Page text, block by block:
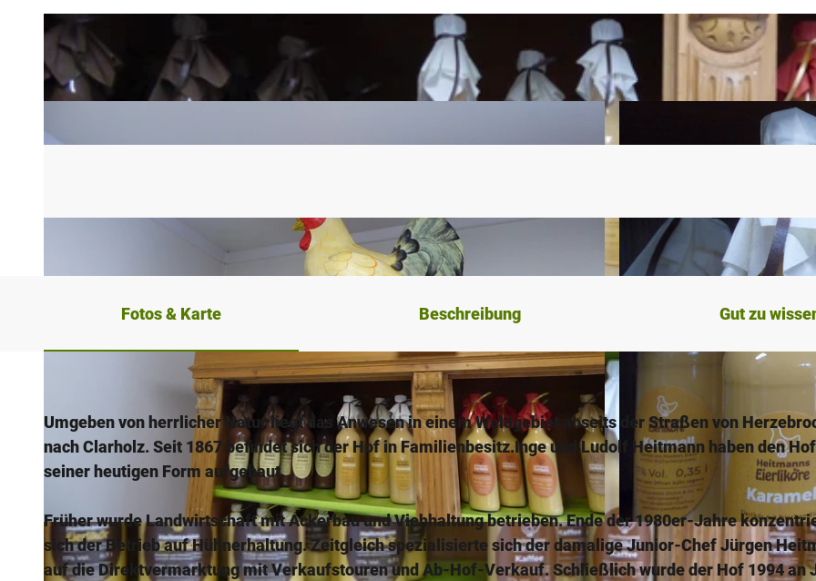
© Anja Valentien | CC-BY-SA © Anja Valentien |
Fotos & Karte Beschreibung Gut zu
Umgeben von herrlicher Natur liegt das Anwesen in einem Waldgebiet abseits der Straßen von
nach Clarholz. Seit 1867 befindet sich der Hof in Familienbesitz.Inge und Ludolf Heitmann haben den
seiner heutigen Form aufgebaut.
Früher wurde Landwirtschaft mit Ackerbau und Viehhaltung betrieben. Ende der 1980er-Jahre
sich der Betrieb auf Hühnerhaltung. Zeitgleich spezialisierte sich der damalige Junior-Chef Jürgen
auf die Direktvermarktung mit Verkaufstouren und Ab-Hof-Verkauf. Schließlich wurde der Hof 1994 an